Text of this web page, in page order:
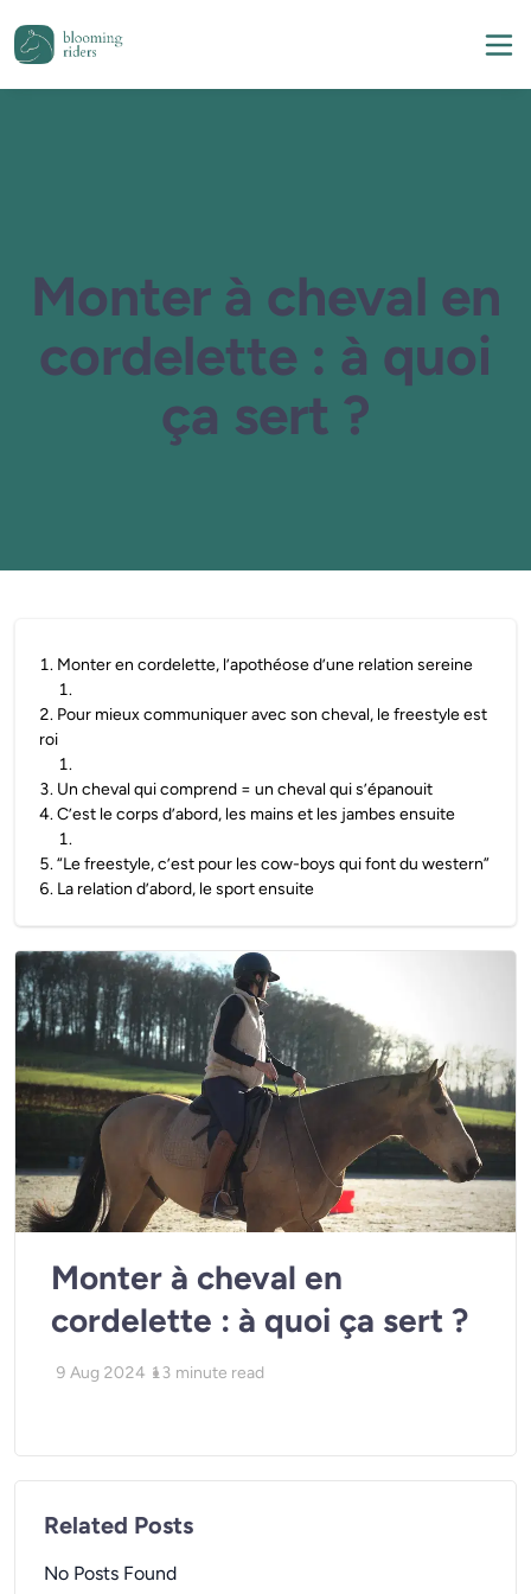
Monter à cheval en
cordelette : à quoi
ça sert ?
1. Monter en cordelette, l’apothéose d’une relation sereine
1.
2. Pour mieux communiquer avec son cheval, le freestyle est
roi
1.
3. Un cheval qui comprend = un cheval qui s’épanouit
4.C’est le corps d’abord, les mains et les jambes ensuite
1.
5.“Le freestyle, c’est pour les cow-boys qui font du western”
6. La relation d’abord, le sport ensuite
Monter à cheval en
cordelette : à quoi ça sert ?
9 Aug 2024 13 minute read
Related Posts
No Posts Found